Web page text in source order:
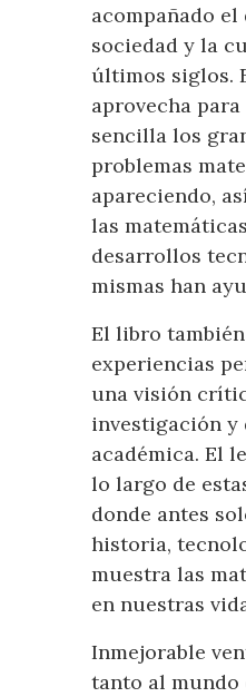
acompañado
sociedad y la
últimos siglos.
aprovecha
sencilla los
problemas
apareciendo,
las
desarrollos
mismas han
El libro
experiencias
una visión
investigación y
académica. El
lo largo de
donde antes
historia,
muestra las
en nuestras
Inmejorable
tanto al mundo